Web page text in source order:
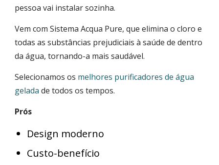
pessoa vai instalar sozinha.
Vem com Sistema Acqua Pure, que elimina o cloro e
todas as substâncias prejudiciais à saúde de dentro
da água, tornando-a mais saudável.
Selecionamos os melhores purificadores de água
gelada de todos os tempos.
Prós
Design moderno
Custo-benefício